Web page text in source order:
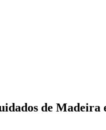
de Madeira